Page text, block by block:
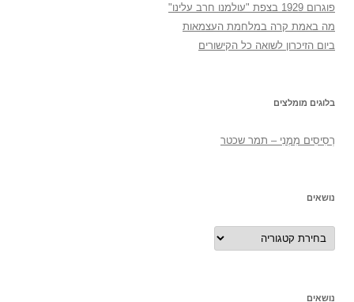
פוגרום 1929 בצפת "עולמנו חרב עלינו"
מה באמת קרה במלחמת העצמאות
ביום הזיכרון לשואה כל הקישורים
בלוגים מומלצים
רְסִיסִים מִמֶנִי – תמר שכטר
נושאים
נושאים
נושאים